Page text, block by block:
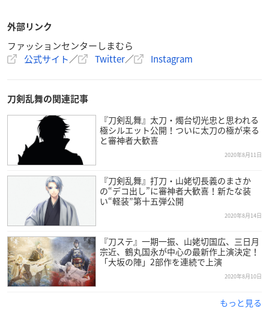
外部リンク
ファッションセンターしまむら
公式サイト／ Twitter／ Instagram
刀剣乱舞の関連記事
『刀剣乱舞』太刀・燭台切光忠と思われる
極シルエット公開！ついに太刀の極が来る
と審神者大歓喜
2020年8月11日
『刀剣乱舞』打刀・山姥切長義のまさか
の“デコ出し”に審神者大歓喜！新たな装
い“軽装”第十五弾公開
2020年8月14日
『刀ステ』一期一振、山姥切国広、三日月
宗近、鶴丸国永が中心の最新作上演決定！
「大坂の陣」2部作を連続で上演
2020年8月10日
もっと見る